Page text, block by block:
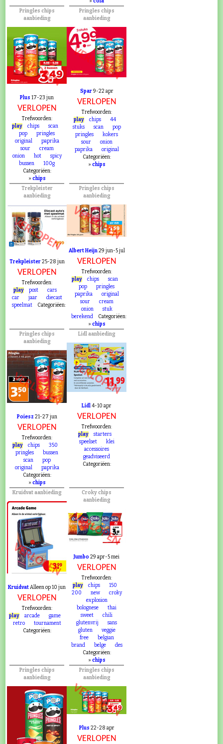
Pringles chips
aanbieding
VERLOPEN
Plus 17-23 jun
VERLOPEN
Trefwoorden:
play
chips
scan
pop
pringles
original
paprika
sour
cream
onion
hot
spicy
bussen
100g
Categoriëen:
» chips
Pringles chips
aanbieding
VERLOPEN
Spar9-22 apr
VERLOPEN
Trefwoorden:
play
chips
44
stuks
scan
pop
pringles
kokers
sour
onion
paprika
original
Categoriëen:
» chips
Trekpleister
aanbieding
VERLOPEN
Trekpleister25-28 jun
VERLOPEN
Trefwoorden:
play
post
cars
car
jaar
diecast
speelmat
Categoriëen:
Pringles chips
aanbieding
VERLOPEN
Albert Heijn29 jun-5 jul
VERLOPEN
Trefwoorden:
play
chips
scan
pop
pringles
paprika
original
sour
cream
onion
stuk
berekend
Categoriëen:
» chips
Pringles chips
aanbieding
VERLOPEN
Poiesz 21-27 jun
VERLOPEN
Trefwoorden:
play
chips
350
pringles
bussen
scan
pop
original
paprika
Categoriëen:
» chips
Lidl aanbieding
VERLOPEN
Lidl4-10 apr
VERLOPEN
Trefwoorden:
play
starters
speelset
klei
accessoires
geadviseerd
Categoriëen:
Kruidvat aanbieding
VERLOPEN
KruidvatAlleen op 10 jun
VERLOPEN
Trefwoorden:
play
arcade
game
retro
tournament
Categoriëen:
Croky chips
aanbieding
VERLOPEN
Jumbo 29 apr-5 mei
VERLOPEN
Trefwoorden:
play
chips
150
200
new
croky
explosion
bolognese
thai
sweet
chili
glutenvrij
sans
gluten
veggie
free
belgian
brand
belge
des
Categoriëen:
» chips
Pringles chips
aanbieding
Pringles chips
aanbieding
VERLOPEN
Plus 22-28 apr
VERLOPEN